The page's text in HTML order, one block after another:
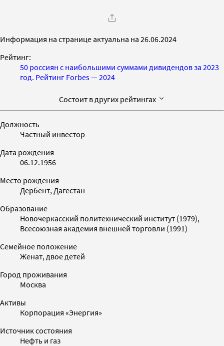
Информация на странице актуальна на 26.06.2024
Рейтинг:
50 россиян с наибольшими суммами дивидендов за 2023
год. Рейтинг Forbes — 2024
Состоит в других рейтингах
Должность
Частный инвестор
Дата рождения
06.12.1956
Место рождения
Дербент, Дагестан
Образование
Новочеркасский политехнический институт (1979),
Всесоюзная академия внешней торговли (1991)
Семейное положение
Женат, двое детей
Город проживания
Москва
Активы
Корпорация «Энергия»
Источник состояния
Нефть и газ